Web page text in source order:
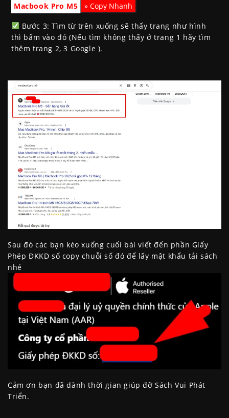
Macbook Pro M5
Bước 3: Tìm từ trên xuống sẽ thấy trang như hình
thì bấm vào đó (Nếu tìm không thấy ở trang 1 hãy tìm
thêm trang 2, 3 Google ).
Sau đó các bạn kéo xuống cuối bài viết đến phần Giấy
Phép ĐKKD số copy chuỗi số đó để lấy mật khẩu tải sách
nhé
Cảm ơn bạn đã dành thời gian giúp đỡ Sách Vui Phát
Triển.